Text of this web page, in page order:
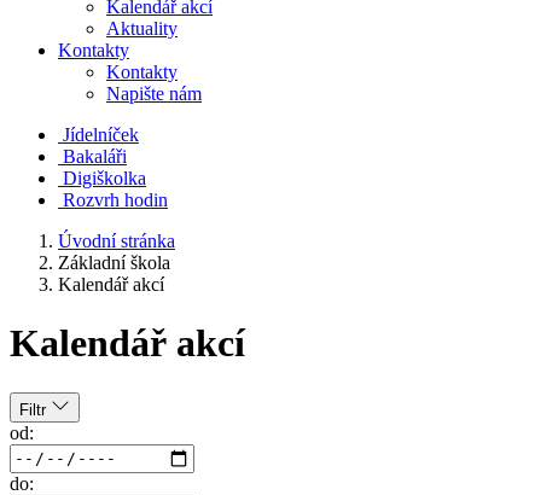
Kalendář akcí
Aktuality
Kontakty
Kontakty
Napište nám
Jídelníček
Bakaláři
Digiškolka
Rozvrh hodin
Úvodní stránka
Základní škola
Kalendář akcí
Kalendář akcí
Filtr
od:
do: